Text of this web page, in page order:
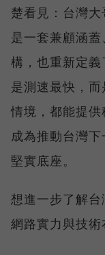
楚看見：台灣
是一套兼顧涵
構，也重新定
是測速最快，
情境，都能提
成為推動台灣
堅實底座。
想進一步了解
網路實力與技術